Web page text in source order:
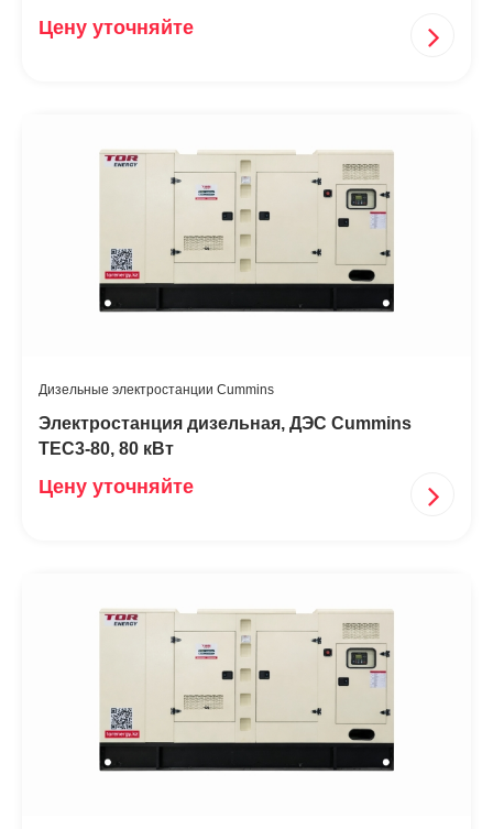
Цену уточняйте
Дизельные электростанции Cummins
Электростанция дизельная, ДЭС Cummins
TEC3-80, 80 кВт
Цену уточняйте